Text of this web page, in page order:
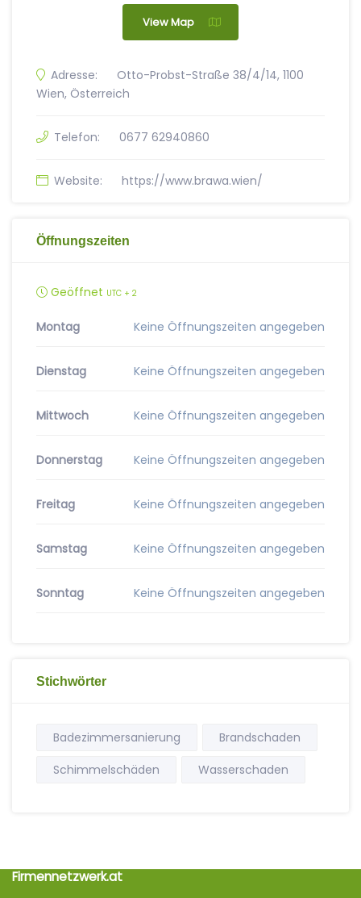
View Map
Adresse:
Otto-Probst-Straße 38/4/14, 1100
Wien, Österreich
Telefon: 0677 62940860
Website: https://www.brawa.wien/
Öffnungszeiten
Geöffnet UTC + 2
Montag Keine Öffnungszeiten angegeben
Dienstag Keine Öffnungszeiten angegeben
Mittwoch Keine Öffnungszeiten angegeben
Donnerstag Keine Öffnungszeiten angegeben
Freitag Keine Öffnungszeiten angegeben
Samstag Keine Öffnungszeiten angegeben
Sonntag Keine Öffnungszeiten angegeben
Stichwörter
Badezimmersanierung
Brandschaden
Schimmelschäden
Wasserschaden
Firmennetzwerk.at